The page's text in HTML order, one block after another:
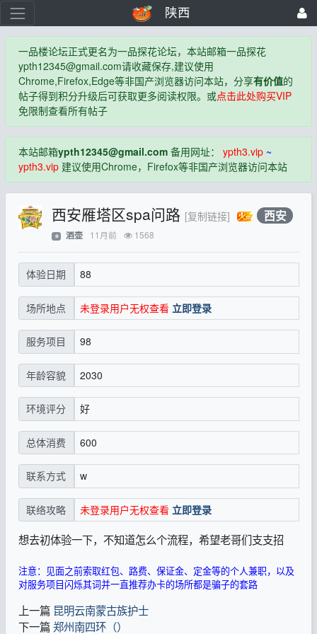
陕西
一品楼论坛正式更名为一品探花论坛，本站邮箱一品探花
ypth12345@gmail.com请收藏保存,建议使用
Chrome,Firefox,Edge等非国产浏览器访问本站，分享有价值的
帖子得到积分升级后可获取更多阅读权限。或点击此处购买VIP
免限制查看所有帖子
本站邮箱ypth12345@gmail.com备用网址： ypth3.vip~
ypth3.vip建议使用Chrome，Firefox等非国产浏览器访问本站
西安雁塔区spa问路 [复制链接] 西安
⭐ 酒壶 11月前 1568
体验日期 88
场所地点 未登录用户无权查看 立即登录
服务项目 98
年龄容貌 2030
环境评分 好
总体消费 600
联系方式 w
联络攻略 未登录用户无权查看 立即登录
想去初体验一下，不知道怎么个流程，希望老哥们支支招
注意：见面之前索取红包、路费、保证金、定金等的个人兼职，以及
对服务项目闪烁其词并一直推荐办卡的场所都是骗子的套路
上一篇 昆明云南蒙古族护士
下一篇 郑州南四环（）